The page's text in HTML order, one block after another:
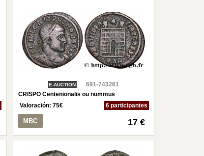
E-AUCTION
691-743261
CRISPO Centenionalis ou nummus
Valoración:75€ 6 participantes
MBC 17 €